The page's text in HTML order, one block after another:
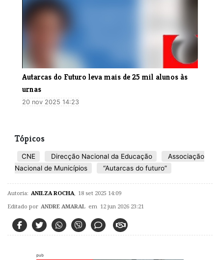
Autarcas do Futuro leva mais de 25 mil alunos às
urnas
20 nov 2025 14:23
Tópicos
CNE Direcção Nacional da Educação
Associação
Nacional de Municípios
“Autarcas do futuro”
Autoria: ANILZA ROCHA 18 set 2025 14:09
Editado por ANDRE AMARAL em 12 jun 2026 23:21
pub